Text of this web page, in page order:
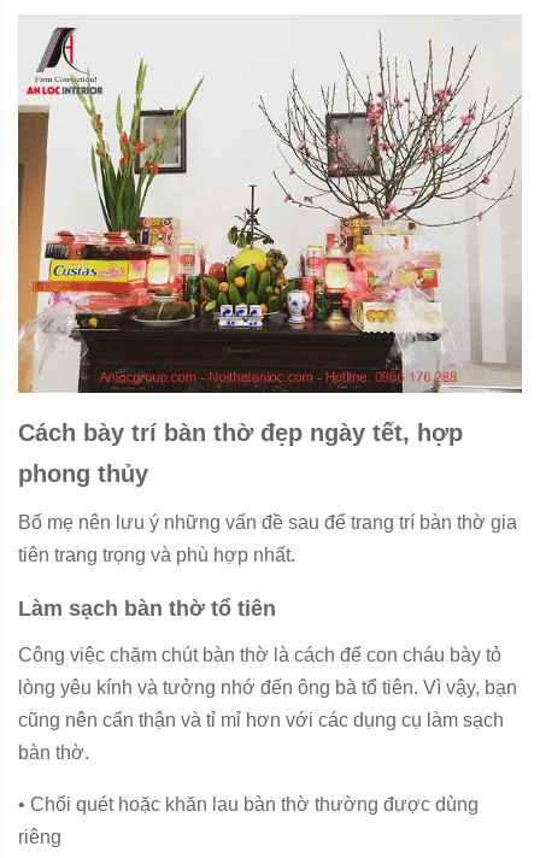
Cách bày trí bàn thờ đẹp ngày tết, hợp
phong thủy
Bố mẹ nên lưu ý những vấn đề sau để trang trí bàn thờ gia
tiên trang trọng và phù hợp nhất.
Làm sạch bàn thờ tổ tiên
Công việc chăm chút bàn thờ là cách để con cháu bày tỏ
lòng yêu kính và tưởng nhớ đến ông bà tổ tiên. Vì vậy, bạn
cũng nên cẩn thận và tỉ mỉ hơn với các dụng cụ làm sạch
bàn thờ.
• Chổi quét hoặc khăn lau bàn thờ thường được dùng
riêng